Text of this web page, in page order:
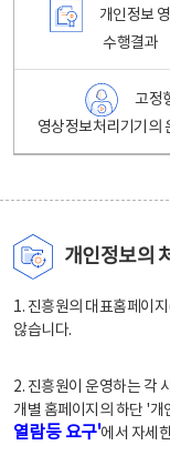
개인정보
수행결과
고정
영상정보처리기기의
개인정보의
1. 진흥원의 대표홈페이
않습니다.
2. 진흥원이 운영하는 각
개별 홈페이지의 하단 '개
열람등 요구'에서 자세